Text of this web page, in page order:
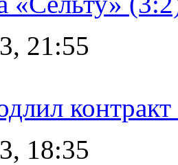
21:55
18:35